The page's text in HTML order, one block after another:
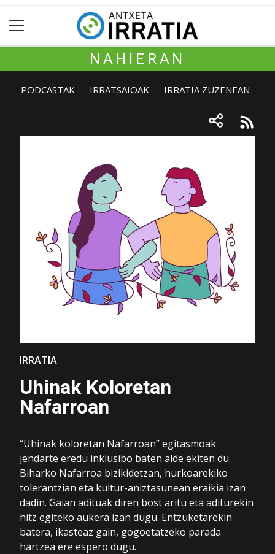
NAHIERAN
PODCASTAK IRRATSAIOAK IRRATIA ZUZENEAN
IRRATIA
Uhinak Koloretan
Nafarroan
“Uhinak koloretan Nafarroan” egitasmoak
jendarte eredu inklusibo baten alde ekiten du.
Biharko Nafarroa bizikidetzan, hurkoarekiko
tolerantzian eta kultur-aniztasunean eraikia izan
dadin. Gaian adituak diren bost aritu eta aditurekin
hitz egiteko aukera izan dugu. Entzuketarekin
batera, ikasteaz gain, gogoetatzeko parada
hartzea ere espero dugu.